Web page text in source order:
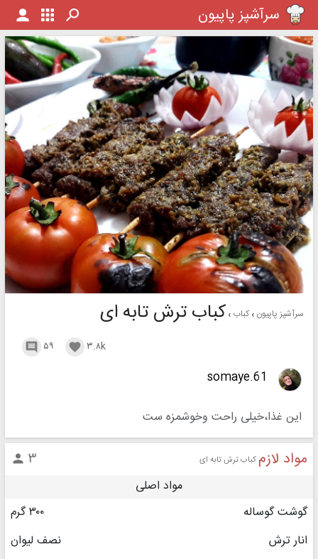
سرآشپز پاپیون
سرآشپز پاپیون کباب کباب ترش تابه ای
۵۹  ۳.۸k 
somaye.61
این غذا،خیلی راحت وخوشمزه ست
مواد لازم کباب ترش تابه ای ۳ 
مواد اصلی
گوشت گوساله
۳۰۰ گرم
انار ترش
نصف لیوان